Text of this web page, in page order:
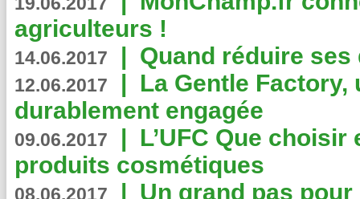
agriculteurs !
14.06.2017 | Quand réduire
12.06.2017 | La Gentle
durablement engagée
09.06.2017 | L’UFC Que
produits cosmétiques
08.06.2017 | Un grand pas